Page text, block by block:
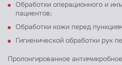
Обработки операционного и
пациентов;
Обработки кожи перед
Гигиенической обработки рук
Пролонгированное